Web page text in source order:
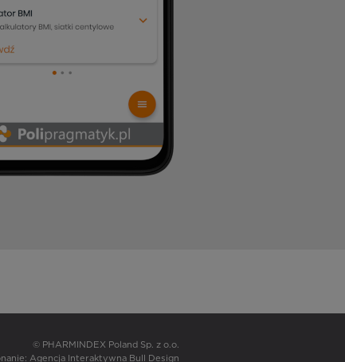
© PHARMINDEX Poland Sp. z o.o.
Agencja Interaktywna Bull Design